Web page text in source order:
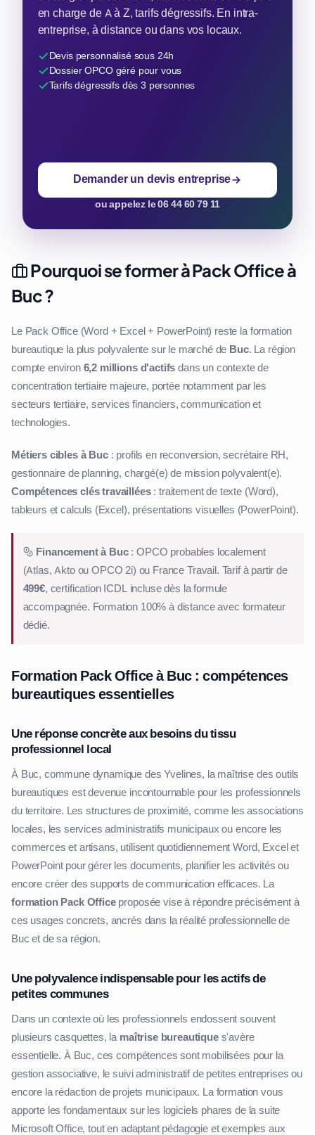
en charge de A à Z, tarifs dégressifs. En intra-
entreprise, à distance ou dans vos locaux.
Devis personnalisé sous 24h
Dossier OPCO géré pour vous
Tarifs dégressifs dès 3 personnes
Demander un devis entreprise
ou appelez le 06 44 60 79 11
Pourquoi se former à Pack Office à
Buc ?
Le Pack Office (Word + Excel + PowerPoint) reste la formation
bureautique la plus polyvalente sur le marché de Buc. La région
compte environ 6,2 millions d'actifs dans un contexte de
concentration tertiaire majeure, portée notamment par les
secteurs tertiaire, services financiers, communication et
technologies.
Métiers cibles à Buc: profils en reconversion, secrétaire RH,
gestionnaire de planning, chargé(e) de mission polyvalent(e).
Compétences clés travaillées: traitement de texte (Word),
tableurs et calculs (Excel), présentations visuelles (PowerPoint).
Financement à Buc: OPCO probables localement
(Atlas, Akto ou OPCO 2i) ou France Travail. Tarif à partir de
499€, certification ICDL incluse dès la formule
accompagnée. Formation 100% à distance avec formateur
dédié.
Formation Pack Office à Buc : compétences
bureautiques essentielles
Une réponse concrète aux besoins du tissu
professionnel local
À Buc, commune dynamique des Yvelines, la maîtrise des outils
bureautiques est devenue incontournable pour les professionnels
du territoire. Les structures de proximité, comme les associations
locales, les services administratifs municipaux ou encore les
commerces et artisans, utilisent quotidiennement Word, Excel et
PowerPoint pour gérer les documents, planifier les activités ou
encore créer des supports de communication efficaces. La
formation Pack Officeproposée vise à répondre précisément à
ces usages concrets, ancrés dans la réalité professionnelle de
Buc et de sa région.
Une polyvalence indispensable pour les actifs de
petites communes
Dans un contexte où les professionnels endossent souvent
plusieurs casquettes, la maîtrise bureautiques'avère
essentielle. À Buc, ces compétences sont mobilisées pour la
gestion associative, le suivi administratif de petites entreprises ou
encore la rédaction de projets municipaux. La formation vous
apporte les fondamentaux sur les logiciels phares de la suite
Microsoft Office, tout en adaptant pédagogie et exemples aux